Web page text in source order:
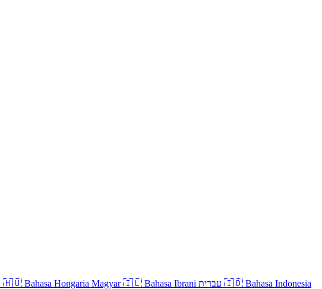
🇭🇺 Bahasa Hongaria Magyar 🇮🇱 Bahasa Ibrani עברית 🇮🇩 Bahasa Indonesia